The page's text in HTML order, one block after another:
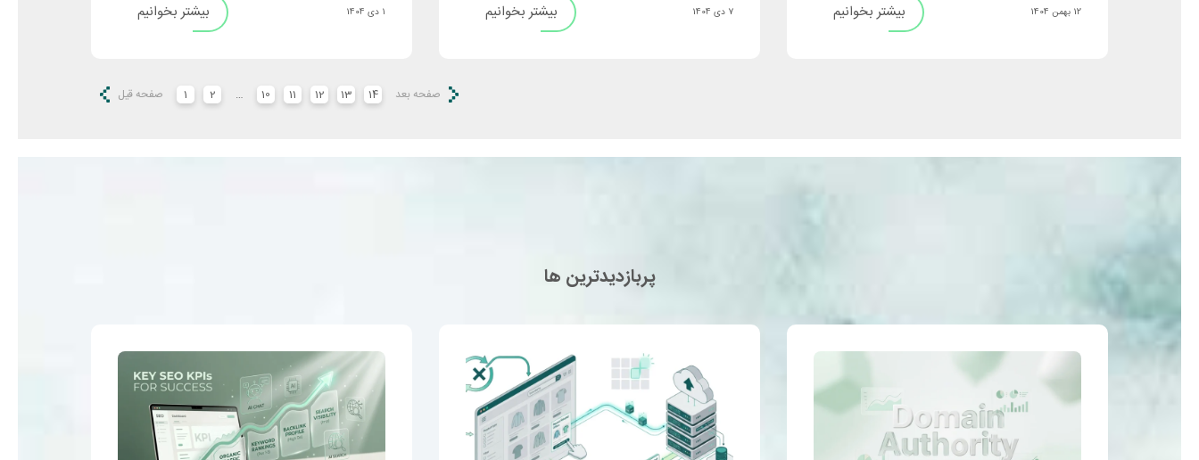
12 بهمن 1404 بیشتر بخوانیم 7 دی 1404 بیشتر بخوانیم 1 دی 1404 بیشتر بخوانیم
صفحه قیل 1 2 … 10 11 12 13 14 صفحه بعد
پربازدیدترین ها